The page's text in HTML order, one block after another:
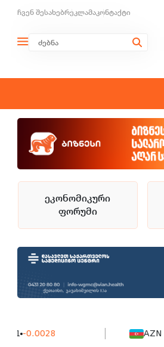
ჩვენ შესახებრეკლამაკონტაქტი
ეკონომიკური
ფორუმი
AZN 1.5426